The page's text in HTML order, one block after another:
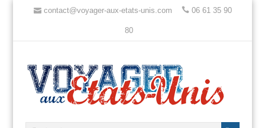
contact@voyager-aux-etats-unis.com 06 61 35 90
80